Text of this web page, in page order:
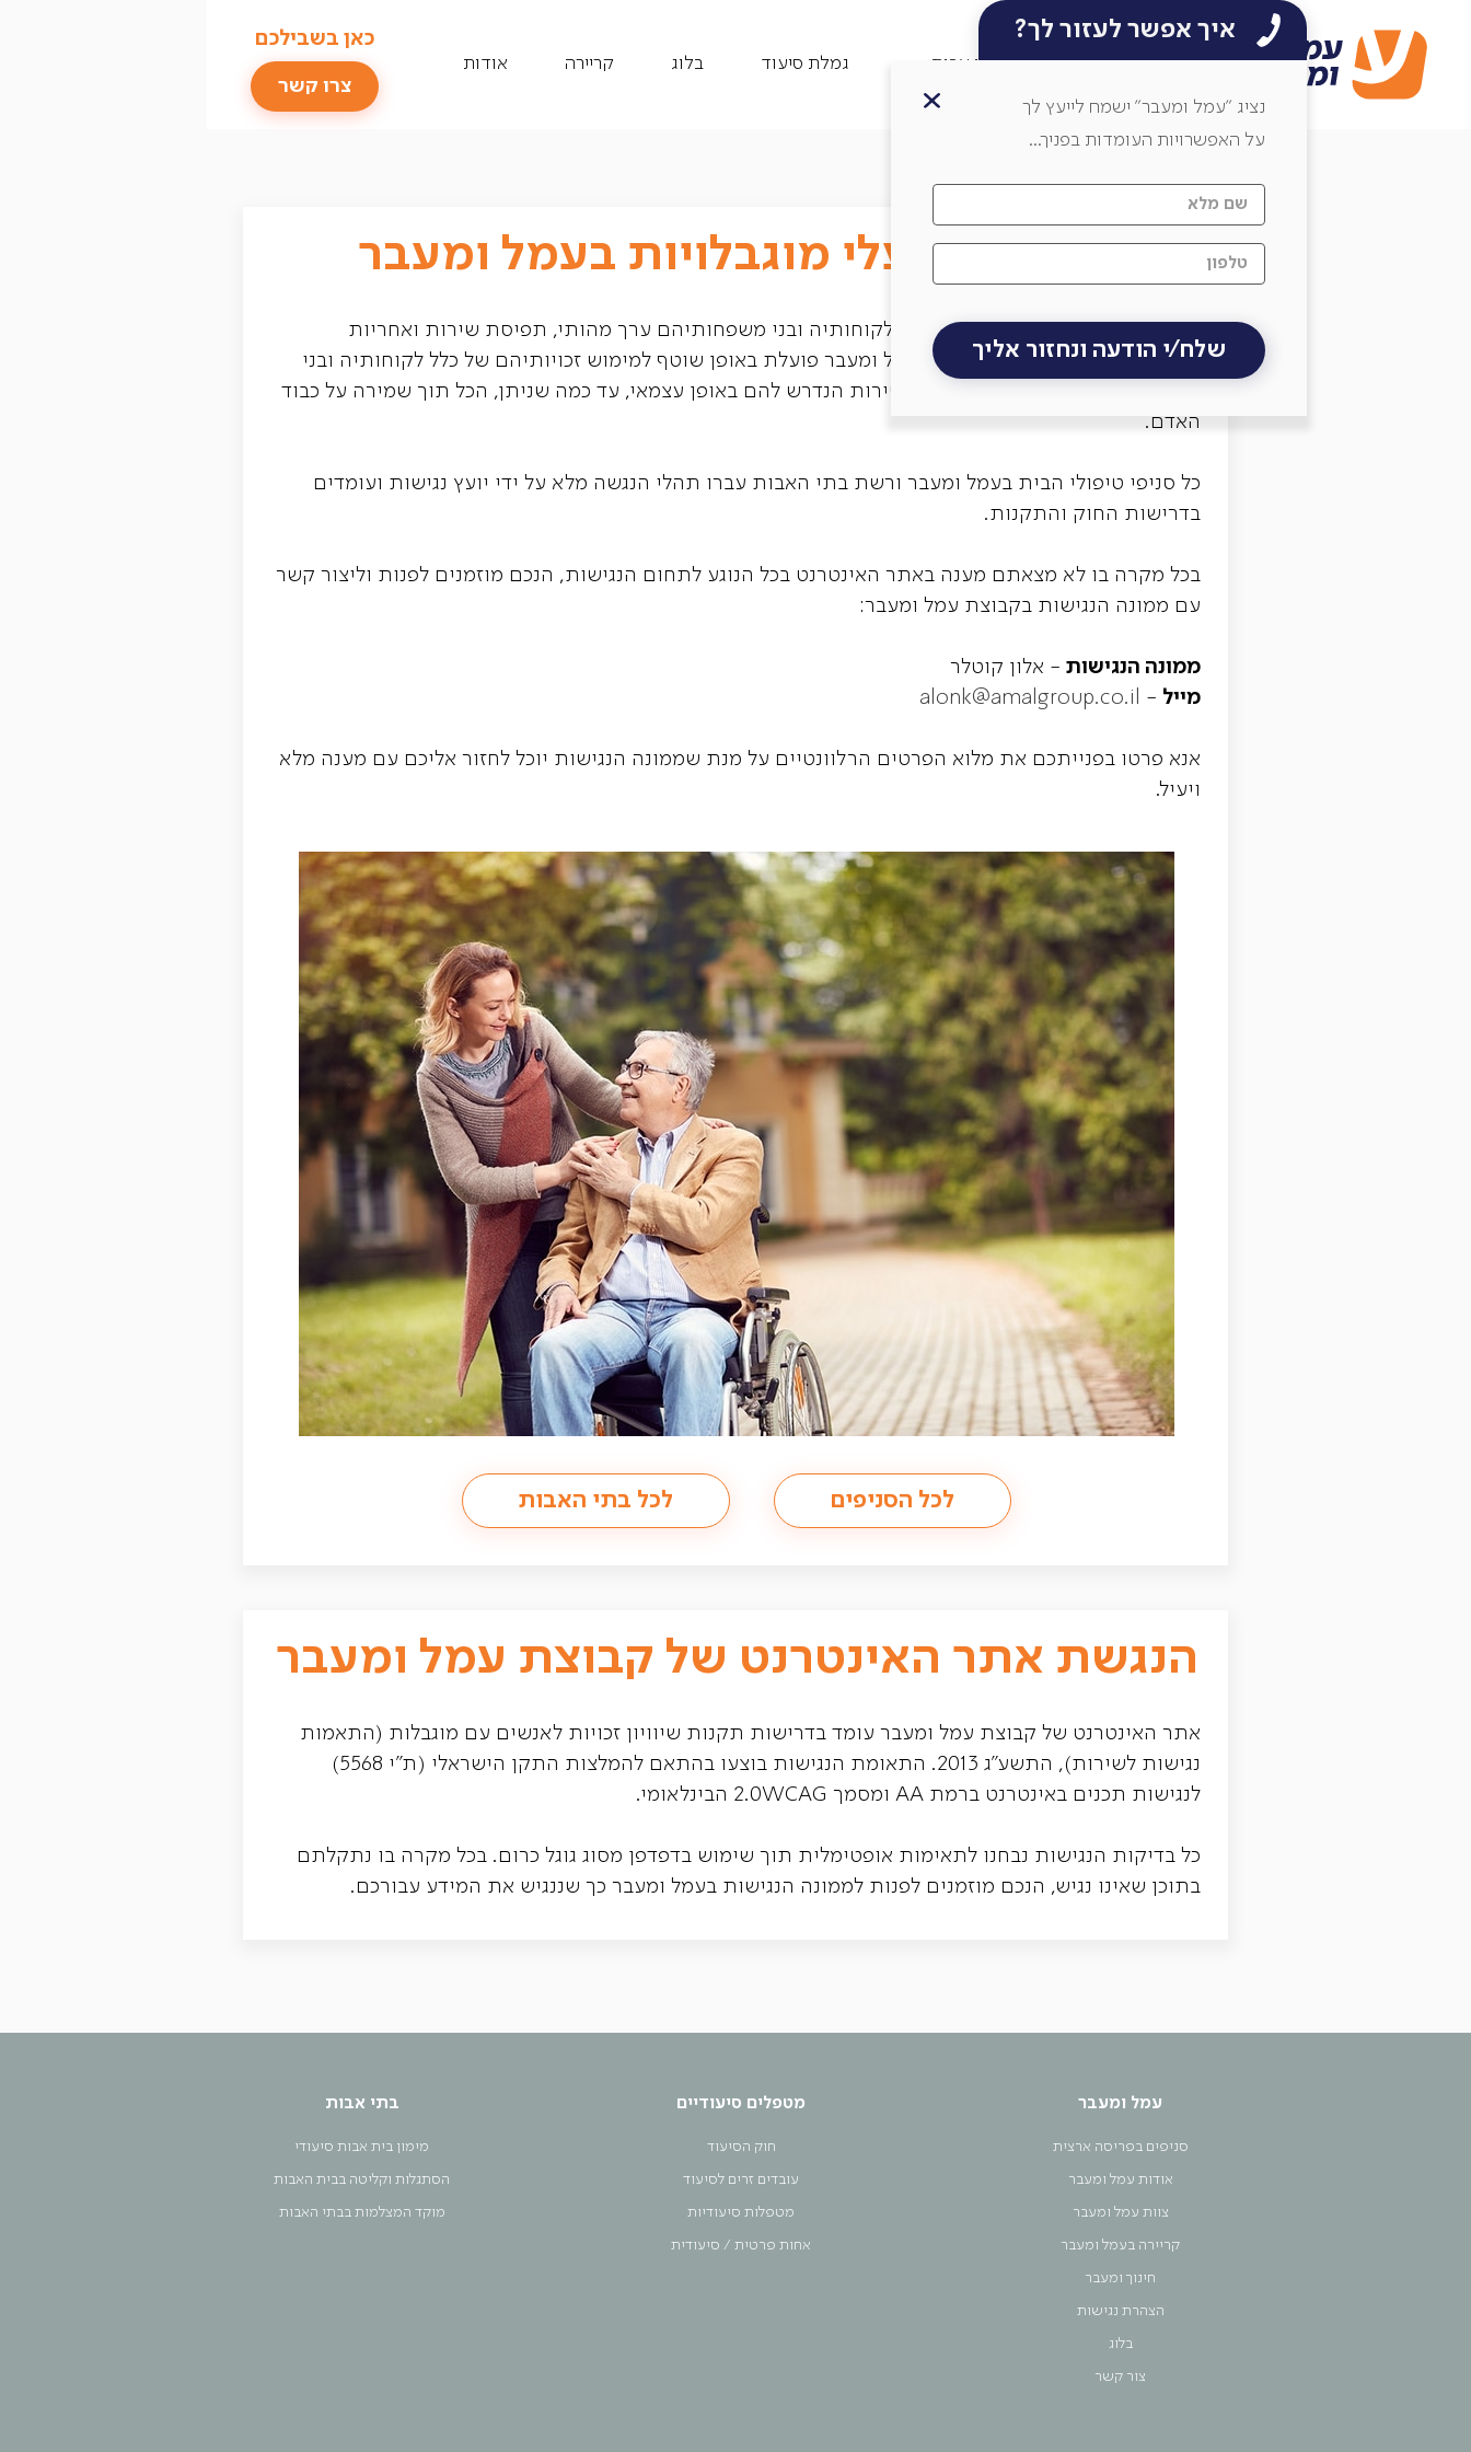
מטפלים סיעודיים בתי אבות גמלת סיעוד בלוג קריירה אודות
צרו קשר
כאן בשבילכם איך אפשר לעזור לך?
נציג ״עמל ומעבר״ ישמח לייעץ לך
על האפשרויות העומדות בפניך...
נגישות בעמל ומעבר
נגישות לבעלי מוגבלויות בעמל ומעבר
קבוצת עמל רואה בנגישות עבור כלל לקוחותיה ובני משפחותיהם ערך מהותי, תפיסת שירות ואחריות
חברתית. מתוך תפיסה זו קבוצת עמל ומעבר פועלת באופן שוטף למימוש זכויותיהם של כלל לקוחותיה ובני
משפחותיהם כך שיוכלו לקבל את השירות הנדרש להם באופן עצמאי, עד כמה שניתן, הכל תוך שמירה על כבוד
האדם.
כל סניפי טיפולי הבית בעמל ומעבר ורשת בתי האבות עברו תהלי הנגשה מלא על ידי יועץ נגישות ועומדים
בדרישות החוק והתקנות.
בכל מקרה בו לא מצאתם מענה באתר האינטרנט בכל הנוגע לתחום הנגישות, הנכם מוזמנים לפנות וליצור קשר
עם ממונה הנגישות בקבוצת עמל ומעבר:
ממונה הנגישות - אלון קוטלר
מייל -
alonk@amalgroup.co.il
אנא פרטו בפנייתכם את מלוא הפרטים הרלוונטיים על מנת שממונה הנגישות יוכל לחזור אליכם עם מענה מלא
ויעיל.
לכל הסניפים לכל בתי האבות
הנגשת אתר האינטרנט של קבוצת עמל ומעבר
אתר האינטרנט של קבוצת עמל ומעבר עומד בדרישות תקנות שיוויון זכויות לאנשים עם מוגבלות (התאמות
נגישות לשירות), התשע"ג 2013. התאומת הנגישות בוצעו בהתאם להמלצות התקן הישראלי (ת"י 5568)
לנגישות תכנים באינטרנט ברמת AA ומסמך 2.0WCAG הבינלאומי.
כל בדיקות הנגישות נבחנו לתאימות אופטימלית תוך שימוש בדפדפן מסוג גוגל כרום. בכל מקרה בו נתקלתם
בתוכן שאינו נגיש, הנכם מוזמנים לפנות לממונה הנגישות בעמל ומעבר כך שננגיש את המידע עבורכם.
עמל ומעבר
סניפים בפריסה ארצית
אודות עמל ומעבר
צוות עמל ומעבר
קריירה בעמל ומעבר
חינוך ומעבר
הצהרת נגישות
בלוג
צור קשר
מטפלים סיעודיים
חוק הסיעוד
עובדים זרים לסיעוד
מטפלות סיעודיות
אחות פרטית / סיעודית
בתי אבות
מימון בית אבות סיעודי
הסתגלות וקליטה בבית האבות
מוקד המצלמות בבתי האבות